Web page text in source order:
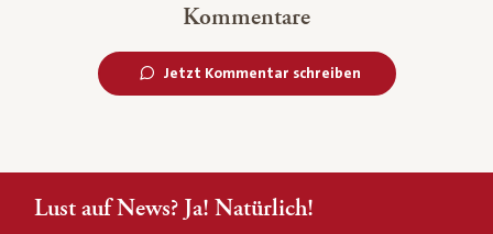
Kommentare
Jetzt Kommentar schreiben
Lust auf News? Ja! Natürlich!